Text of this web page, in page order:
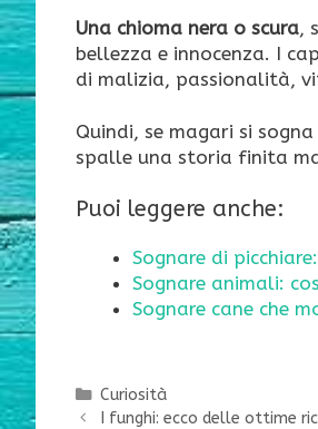
Una chioma nera o scura,
bellezza e innocenza. I
di malizia, passionalità,
Quindi, se magari si
spalle una storia finita
Puoi leggere anche:
Sognare di
Sognare animali:
Sognare cane che
Categorie
Curiosità
I funghi: ecco delle ottime